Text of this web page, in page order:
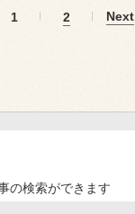
1 2 Next
の検索ができます